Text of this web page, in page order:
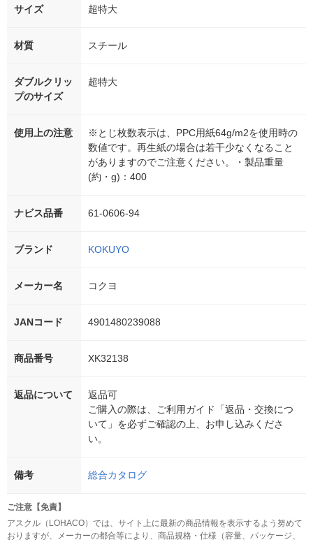
サイズ 超特大
材質 スチール
ダブルクリッ
プのサイズ
超特大
使用上の注意
※とじ枚数表示は、PPC用紙64g/m2を使用時の
数値です。再生紙の場合は若干少なくなること
がありますのでご注意ください。・製品重量
(約・g)：400
ナビス品番 61-0606-94
ブランド KOKUYO
メーカー名 コクヨ
JANコード 4901480239088
商品番号 XK32138
返品について
返品可
ご購入の際は、ご利用ガイド「返品・交換につ
いて」を必ずご確認の上、お申し込みくださ
い。
備考 総合カタログ
ご注意【免責】
アスクル（LOHACO）では、サイト上に最新の商品情報を表示するよう努めて
おりますが、メーカーの都合等により、商品規格・仕様（容量、パッケージ、